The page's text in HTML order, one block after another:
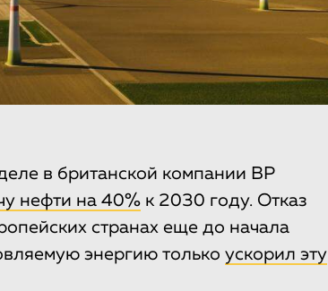
в британской компании BP
нефти на 40% к 2030 году. Отказ
странах еще до начала
энергию только ускорил эту